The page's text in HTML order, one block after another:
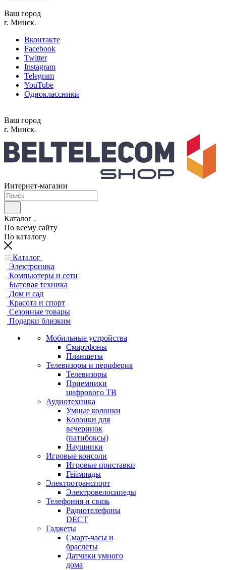
Ваш город
г. Минск
Вконтакте
Facebook
Twitter
Instagram
Telegram
YouTube
Одноклассники
Ваш город
г. Минск
Интернет-магазин
Каталог
По всему сайту
По каталогу
Каталог
Электроника
Компьютеры и сети
Бытовая техника
Дом и сад
Красота и спорт
Сезонные товары
Подарки близким
Мобильные устройства
Смартфоны
Планшеты
Телевизоры и периферия
Телевизоры
Приемники
цифрового ТВ
Аудиотехника
Умные колонки
Колонки для
вечеринок
(патибоксы)
Наушники
Игровые консоли
Игровые приставки
Геймпады
Электротранспорт
Электровелосипеды
Телефония и связь
Радиотелефоны
DECT
Гаджеты
Смарт-часы и
браслеты
Датчики умного
дома